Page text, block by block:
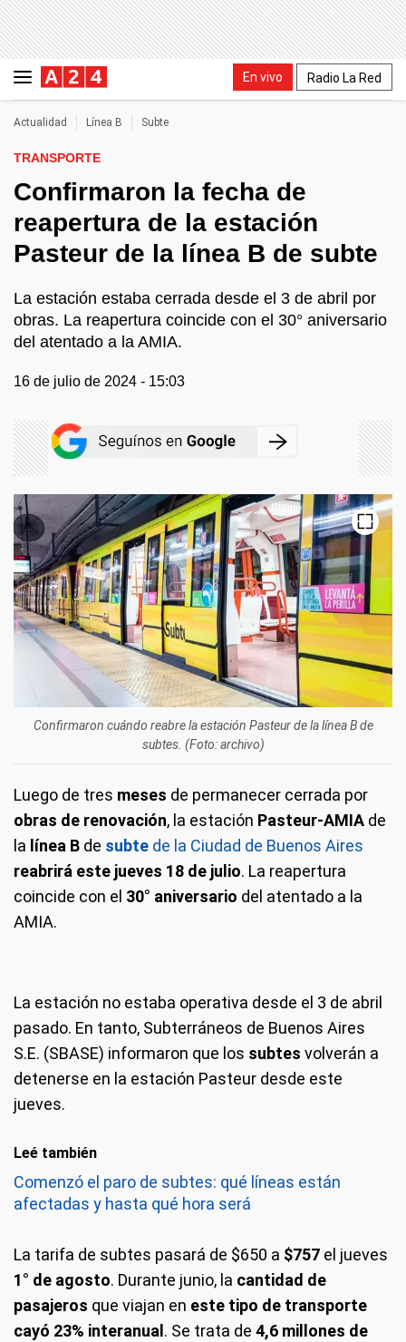
En vivo Radio La Red
Actualidad Línea B Subte
TRANSPORTE
Confirmaron la fecha de
reapertura de la estación
Pasteur de la línea B de subte
La estación estaba cerrada desde el 3 de abril por
obras. La reapertura coincide con el 30° aniversario
del atentado a la AMIA.
16 de julio de 2024 - 15:03
Confirmaron cuándo reabre la estación Pasteur de la línea B de
subtes. (Foto: archivo)
Luego de tres meses de permanecer cerrada por
obras de renovación, la estación Pasteur-AMIA de
la línea B de subte de la Ciudad de Buenos Aires
reabrirá este jueves 18 de julio. La reapertura
coincide con el 30° aniversario del atentado a la
AMIA.
La estación no estaba operativa desde el 3 de abril
pasado. En tanto, Subterráneos de Buenos Aires
S.E. (SBASE) informaron que los subtes volverán a
detenerse en la estación Pasteur desde este
jueves.
Leé también
Comenzó el paro de subtes: qué líneas están
afectadas y hasta qué hora será
La tarifa de subtes pasará de $650 a $757 el jueves
1° de agosto. Durante junio, la cantidad de
pasajeros que viajan en este tipo de transporte
cayó 23% interanual . Se trata de 4,6 millones de